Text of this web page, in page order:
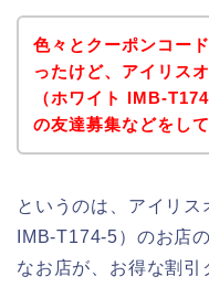
色々とクーポンコー
ったけど、アイリス
（ホワイト IMB-
の友達募集などをし
というのは、アイリス
IMB-T174-5）のお店
なお店が、お得な割引